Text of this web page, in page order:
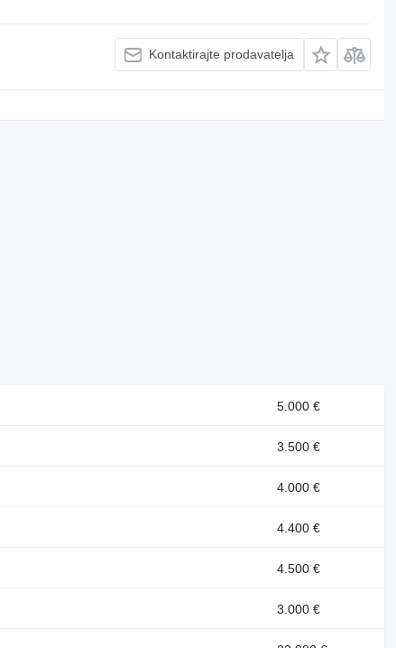
Kontaktirajte prodavatelja
5.000 €
3.500 €
4.000 €
4.400 €
4.500 €
3.000 €